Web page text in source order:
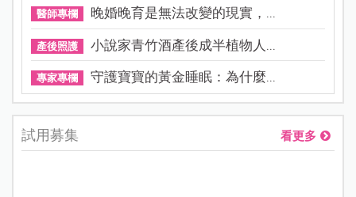
醫師專欄 晚婚晚育是無法改變的現實，...
產後照護 小說家青竹酒產後成半植物人...
專家專欄 守護寶寶的黃金睡眠：為什麼...
試用募集 看更多